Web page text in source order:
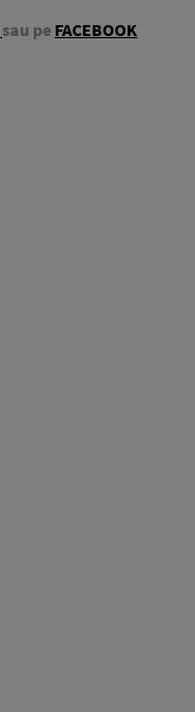
sau pe FACEBOOK